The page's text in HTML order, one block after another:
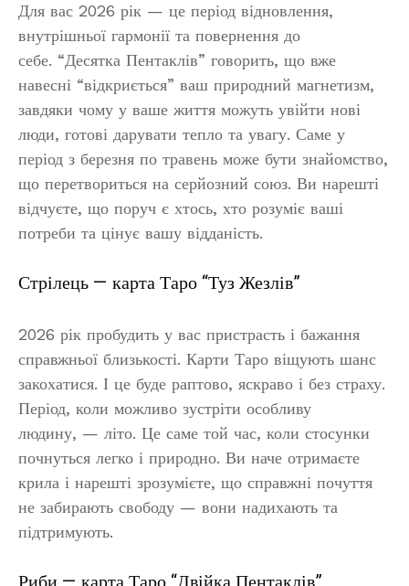
Для вас 2026 рік — це період відновлення,
внутрішньої гармонії та повернення до
себе. “Десятка Пентаклів” говорить, що вже
навесні “відкриється” ваш природний магнетизм,
завдяки чому у ваше життя можуть увійти нові
люди, готові дарувати тепло та увагу. Саме у
період з березня по травень може бути знайомство,
що перетвориться на серйозний союз. Ви нарешті
відчуєте, що поруч є хтось, хто розуміє ваші
потреби та цінує вашу відданість.
Стрілець — карта Таро “Туз Жезлів”
2026 рік пробудить у вас пристрасть і бажання
справжньої близькості. Карти Таро віщують шанс
закохатися. І це буде раптово, яскраво і без страху.
Період, коли можливо зустріти особливу
людину, — літо. Це саме той час, коли стосунки
почнуться легко і природно. Ви наче отримаєте
крила і нарешті зрозумієте, що справжні почуття
не забирають свободу — вони надихають та
підтримують.